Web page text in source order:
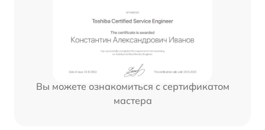
Вы можете ознакомиться с сертификатом
мастера